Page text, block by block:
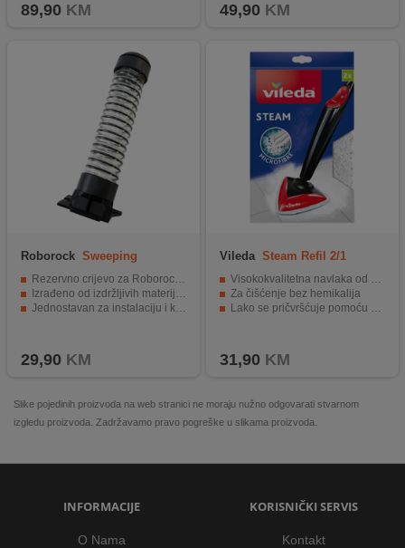
89,90 KM 49,90 KM
Roborock Sweeping
Rezervno crijevo za Roborock U10 Dyad
Izrađeno od izdržljivih materijala
Jednostavan za instalaciju i korištenje
29,90 KM
Vileda Steam Refil 2/1
Visokokvalitetna navlaka od mikrovlakana
Za čišćenje bez hemikalija
Lako se pričvršćuje pomoću čičak trake
31,90 KM
Slike pojedinih proizvoda na web stranici ne moraju nužno odgovarati stvarnom
izgledu proizvoda. Zadržavamo pravo pogreške u slikama proizvoda.
INFORMACIJE
O Nama
KORISNIČKI SERVIS
Kontakt